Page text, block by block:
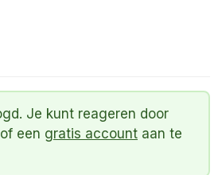
Je kunt reageren door
of een gratis account aan te